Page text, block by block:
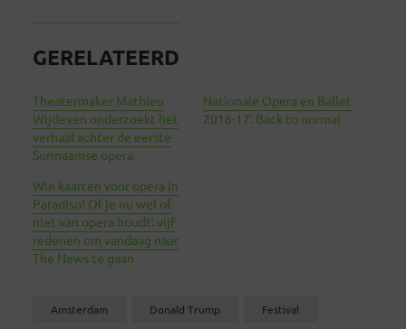
GERELATEERD
Theatermaker Mathieu
Wijdeven onderzoekt het
verhaal achter de eerste
Surinaamse opera
Nationale Opera en Ballet
2016-17: Back to normal
Win kaarten voor opera in
Paradiso! Of je nu wel of
niet van opera houdt: vijf
redenen om vandaag naar
The News te gaan
Amsterdam Donald Trump Festival